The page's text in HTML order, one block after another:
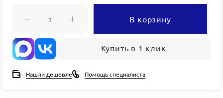
В корзину
Купить в 1 клик
Нашли дешевле Помощь специалиста